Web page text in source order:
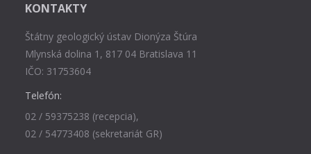
KONTAKTY
Štátny geologický ústav Dionýza Štúra
Mlynská dolina 1, 817 04 Bratislava 11
IČO: 31753604
Telefón:
02 / 59375238 (recepcia),
02 / 54773408 (sekretariát GR)